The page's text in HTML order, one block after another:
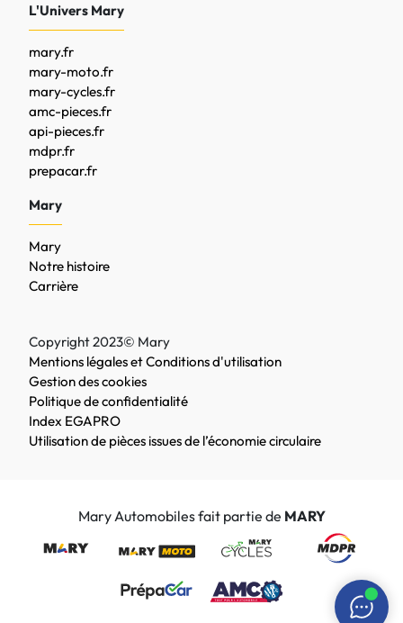
L'Univers Mary
mary.fr
mary-moto.fr
mary-cycles.fr
amc-pieces.fr
api-pieces.fr
mdpr.fr
prepacar.fr
Mary
Mary
Notre histoire
Carrière
Copyright 2023© Mary
Mentions légales et Conditions d'utilisation
Gestion des cookies
Politique de confidentialité
Index EGAPRO
Utilisation de pièces issues de l’économie circulaire
Mary Automobiles fait partie de MARY